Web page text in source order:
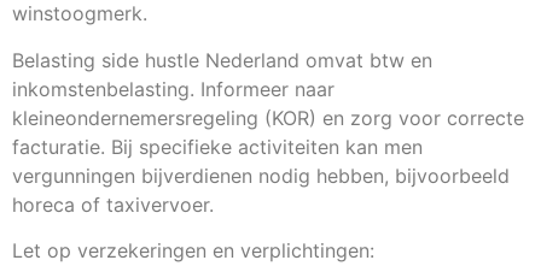
winstoogmerk.
Belasting side hustle Nederland omvat btw en
inkomstenbelasting. Informeer naar
kleineondernemersregeling (KOR) en zorg voor correcte
facturatie. Bij specifieke activiteiten kan men
vergunningen bijverdienen nodig hebben, bijvoorbeeld
horeca of taxivervoer.
Let op verzekeringen en verplichtingen: